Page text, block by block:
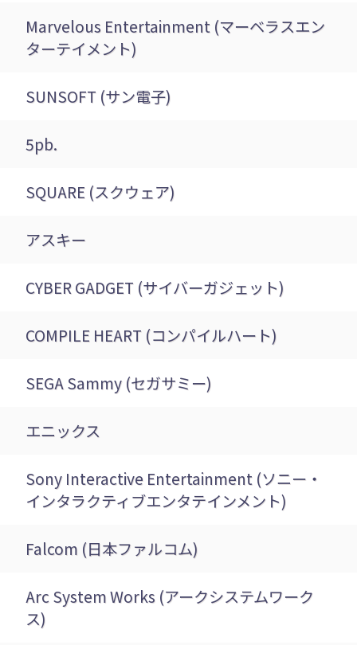
Marvelous Entertainment (マーベラスエン
ターテイメント)
SUNSOFT (サン電子)
5pb.
SQUARE (スクウェア)
アスキー
CYBER GADGET (サイバーガジェット)
COMPILE HEART (コンパイルハート)
SEGA Sammy (セガサミー)
エニックス
Sony Interactive Entertainment (ソニー・
インタラクティブエンタテインメント)
Falcom (日本ファルコム)
Arc System Works (アークシステムワーク
ス)